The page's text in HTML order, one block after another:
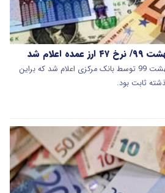
قیمت دلار دولتی امروز 14 اردیبهشت 99 توسط بانک مرکزی اعلام شد که براین
ثابت بود.